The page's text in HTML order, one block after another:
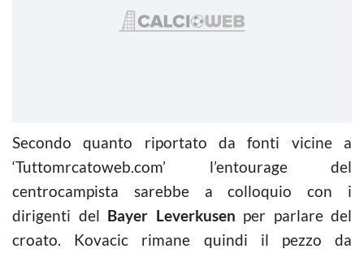
Secondo quanto riportato da fonti vicine a
‘Tuttomrcatoweb.com’ l’entourage del
centrocampista sarebbe a colloquio con i
dirigenti del Bayer Leverkusen per parlare del
croato. Kovacic rimane quindi il pezzo da